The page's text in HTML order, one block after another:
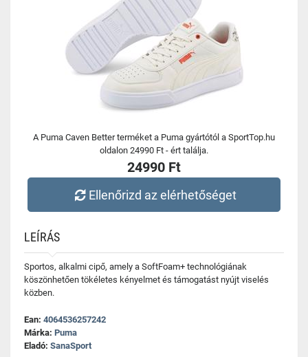
A Puma Caven Better terméket a Puma gyártótól a SportTop.hu
oldalon 24990 Ft - ért találja.
24990 Ft
Ellenőrizd az elérhetőséget
LEÍRÁS
Sportos, alkalmi cipő, amely a SoftFoam+ technológiának
köszönhetően tökéletes kényelmet és támogatást nyújt viselés
közben.
Ean: 4064536257242
Márka: Puma
Eladó: SanaSport